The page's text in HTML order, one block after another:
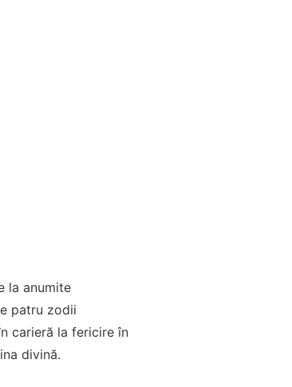
la anumite
patru zodii
carieră la fericire în
divină.